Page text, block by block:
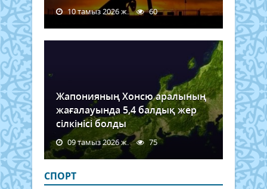
10 тамыз 2026 ж. 60
Жапонияның Хонсю аралының
жағалауында 5,4 балдық жер
сілкінісі болды
09 тамыз 2026 ж. 75
СПОРТ